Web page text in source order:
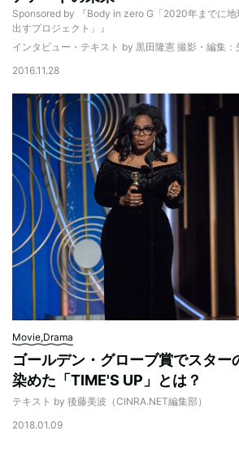
Sponsored by 『Body in zero G「2020年までに地
出すプロジェクト」』
インタビュー・テキスト by 黒田隆憲 撮影・編集：
2016.11.28
Movie,Drama
ゴールデン・グローブ賞でスター
染めた「TIME'S UP」とは？
テキスト by 後藤美波（CINRA.NET編集部）
2018.01.09